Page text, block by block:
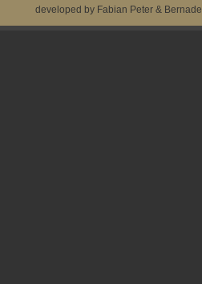
developed by Fabian Peter &